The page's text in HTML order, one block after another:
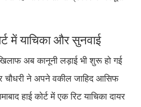
में याचिका और सुनवाई
अब कानूनी लड़ाई भी शुरू हो गई
ने अपने वकील जाहिद आसिफ
हाई कोर्ट में एक रिट याचिका दायर